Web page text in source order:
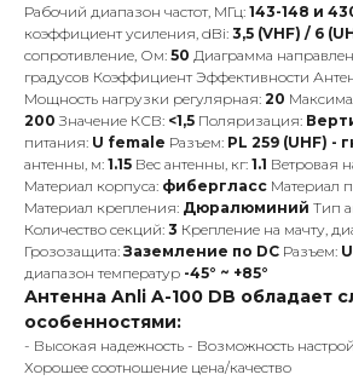
Рабочий диапазон частот, МГц: 143-148 и
коэффициент усиления, dBi: 3,5 (VHF) / 6
сопротивление, Ом: 50 Диаграмма
градусов Коэффициент Эффективности
Мощность нагрузки регулярная: 20
200 Значение КСВ: <1,5 Поляризация:
питания: U female Разъем: PL 259 (UHF) -
антенны, м: 1.15 Вес антенны, кг: 1.1 Ветровая
Материал корпуса: фибергласс Материал
Материал крепления: Дюралюминий Тип
Количество секций: 3 Крепление на мачту,
Грозозащита: Заземление по DC Разъем:
диапазон температур -45° ~ +85°
Антенна Anli A-100 DB обладает
особенностями:
- Высокая надежность - Возможность
Хорошее соотношение цена/качество